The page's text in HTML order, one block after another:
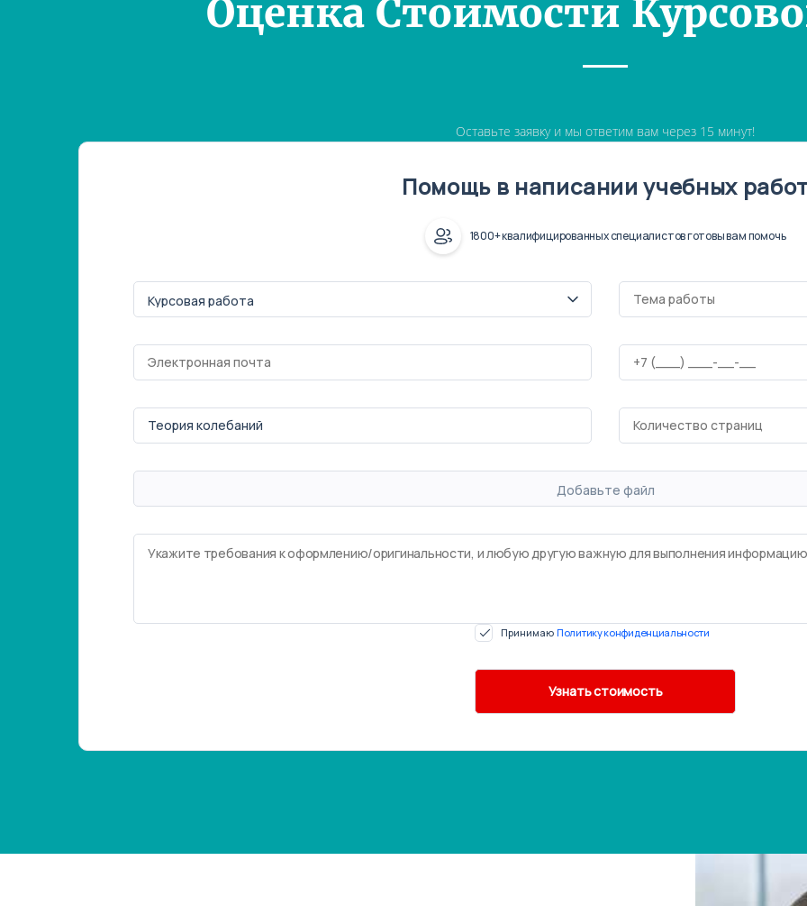
Оценка Стоимости
Оставьте заявку и мы ответим вам через 15 минут!
Помощь в написании учебных
1800+ квалифицированных специалистов готовы вам помочь
Добавьте файл
Принимаю Политику конфиденциальности